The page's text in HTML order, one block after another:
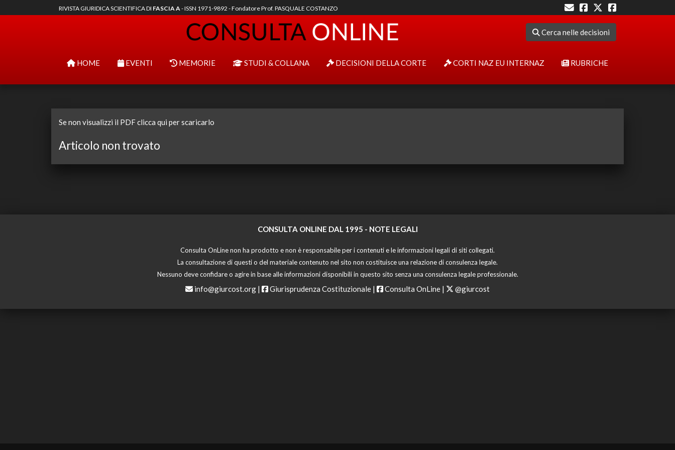
RIVISTA GIURIDICA SCIENTIFICA DI FASCIA A- ISSN 1971-9892 - Fondatore Prof. PASQUALE COSTANZO
Cerca nelle decisioni
HOME EVENTI MEMORIE STUDI & COLLANA DECISIONI DELLA CORTE CORTI NAZ EU INTERNAZ RUBRICHE
Se non visualizzi il PDF clicca qui per scaricarlo
Articolo non trovato
CONSULTA ONLINE DAL 1995 - NOTE LEGALI
Consulta OnLine non ha prodotto e non è responsabile per i contenuti e le informazioni legali di siti collegati.
La consultazione di questi o del materiale contenuto nel sito non costituisce una relazione di consulenza legale.
Nessuno deve confidare o agire in base alle informazioni disponibili in questo sito senza una consulenza legale professionale.
info@giurcost.org | Giurisprudenza Costituzionale | Consulta OnLine | @giurcost